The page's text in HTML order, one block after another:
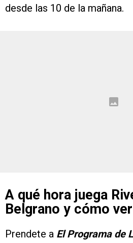
desde las 10 de la mañana.
A qué hora juega
Belgrano y cómo
Prendete a El Programa de